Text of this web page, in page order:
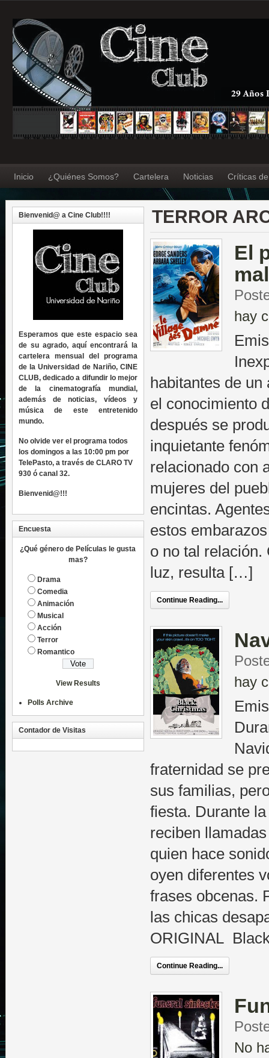
Inicio ¿Quiénes Somos? Cartelera Noticias Críticas
TERROR
El
hay
habitantes de
el conocimiento
después se
inquietante
relacionado con
mujeres del
encintas.
estos
o no tal relación.
luz, resulta […]
Continue Reading...
hay
fraternidad se
sus familias,
fiesta. Durante
reciben
quien hace
oyen diferentes
frases obcenas.
las chicas
ORIGINAL
Continue Reading...
No
Bienvenid@ a Cine Club!!!!
Esperamos que este espacio sea
de su agrado, aquí encontrará la
cartelera mensual del programa
de la Universidad de Nariño, CINE
CLUB, dedicado a difundir lo mejor
de la cinematografía mundial,
además de noticias, vídeos y
música de este entretenido
mundo.
No olvide ver el programa todos
los domingos a las 10:00 pm por
TelePasto, a través de CLARO TV
930 ó canal 32.
Bienvenid@!!!
Encuesta
¿Qué género de Películas le gusta
mas?
Drama
Comedia
Animación
Musical
Acción
Terror
Romantico
View Results
Polls Archive
Contador de Visitas